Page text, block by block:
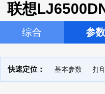
联想
综合 参数
快速定位： 基本参数 打